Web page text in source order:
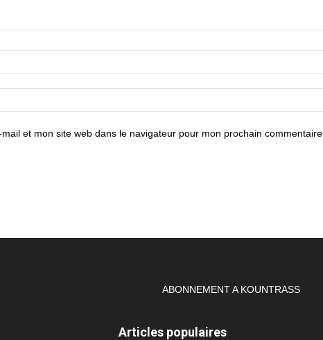
et mon site web dans le navigateur pour mon prochain commentaire.
ABONNEMENT A KOUNTRASS
Articles populaires